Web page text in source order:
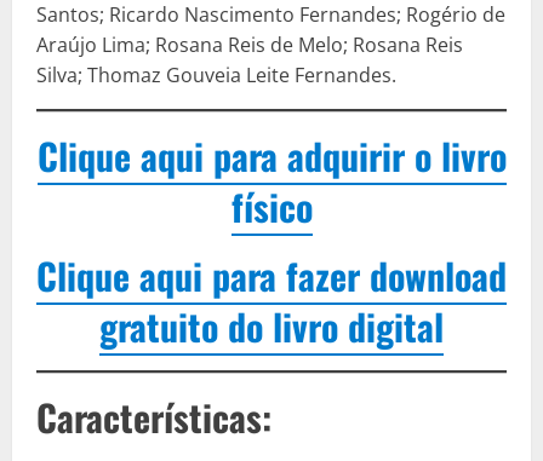
Santos; Ricardo Nascimento Fernandes; Rogério de
Araújo Lima; Rosana Reis de Melo; Rosana Reis
Silva; Thomaz Gouveia Leite Fernandes.
Clique aqui para adquirir o livro
físico
Clique aqui para fazer download
gratuito do livro digital
Características: